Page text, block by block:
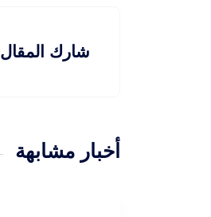
شارك المقال
أخبار مشابهة